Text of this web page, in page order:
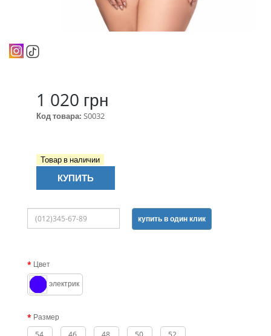
1 020 грн
Код товара: S0032
Товар в наличии
КУПИТЬ
купить в один клик
Цвет
электрик
Размер